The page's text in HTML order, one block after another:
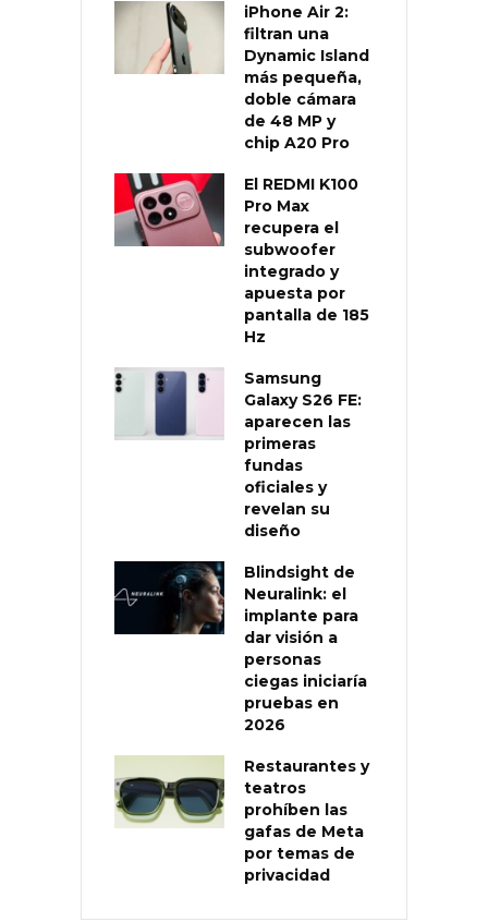
iPhone Air 2:
filtran una
Dynamic Island
más pequeña,
doble cámara
de 48 MP y
chip A20 Pro
El REDMI K100
Pro Max
recupera el
subwoofer
integrado y
apuesta por
pantalla de 185
Hz
Samsung
Galaxy S26 FE:
aparecen las
primeras
fundas
oficiales y
revelan su
diseño
Blindsight de
Neuralink: el
implante para
dar visión a
personas
ciegas iniciaría
pruebas en
2026
Restaurantes y
teatros
prohíben las
gafas de Meta
por temas de
privacidad